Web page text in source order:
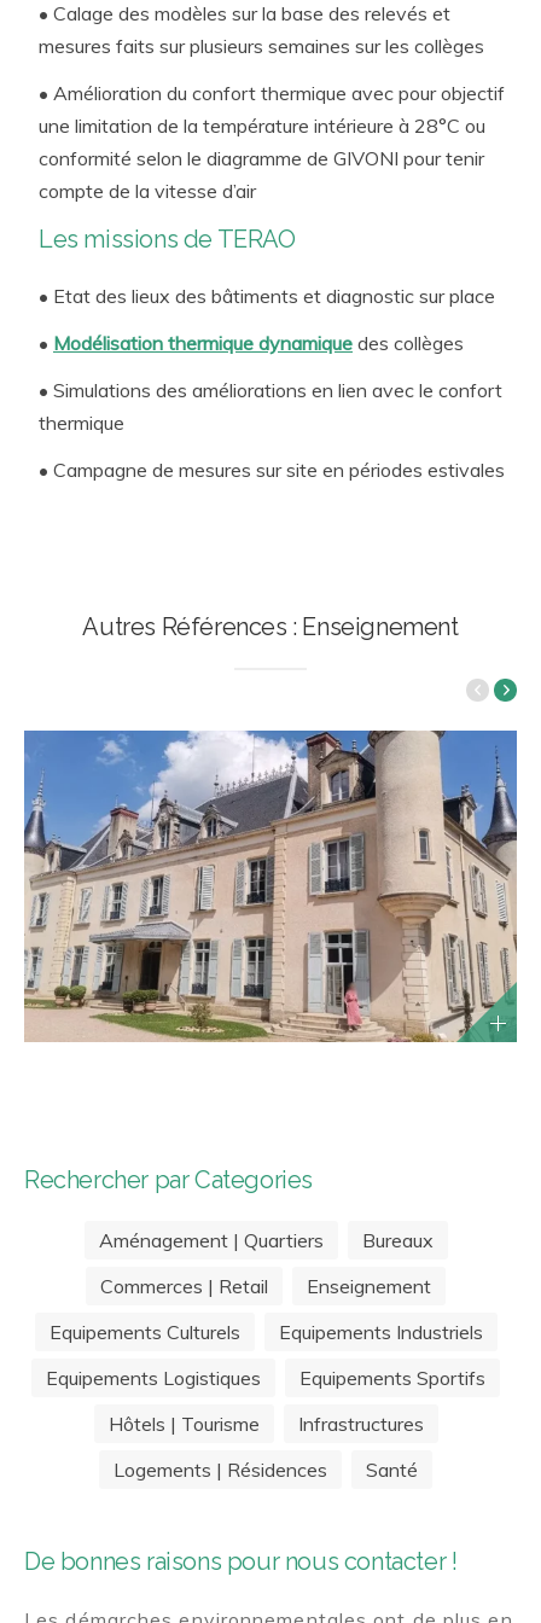
Démarche de suivi de la mise en exploitation
Energétique…)
• Calage des modèles sur la base des relevés et
mesures faits sur plusieurs semaines sur les collèges
• Amélioration du confort thermique avec pour objectif
une limitation de la température intérieure à 28°C ou
conformité selon le diagramme de GIVONI pour tenir
compte de la vitesse d’air
Les missions de TERAO
• Etat des lieux des bâtiments et diagnostic sur place
• Modélisation thermique dynamique des collèges
• Simulations des améliorations en lien avec le confort
thermique
• Campagne de mesures sur site en périodes estivales
Autres Références : Enseignement
Rechercher par Categories
Aménagement | Quartiers
Bureaux
Commerces | Retail
Enseignement
Equipements Culturels
Equipements Industriels
Equipements Logistiques
Equipements Sportifs
Hôtels | Tourisme
Infrastructures
Logements | Résidences
Santé
De bonnes raisons pour nous contacter !